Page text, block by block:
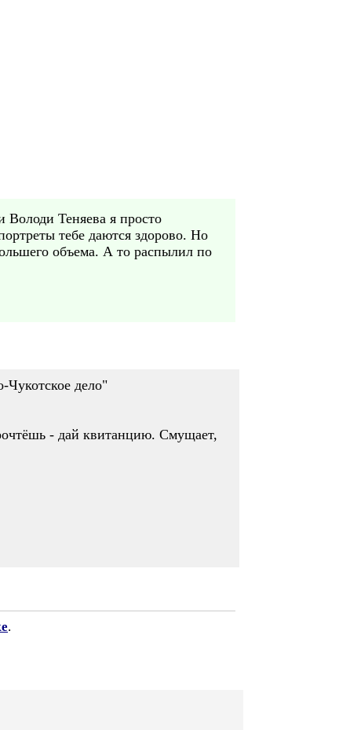
Володи Теняева я просто
тебе даются здорово. Но
объема. А то распылил по
Чукотское дело"
- дай квитанцию. Смущает,
.